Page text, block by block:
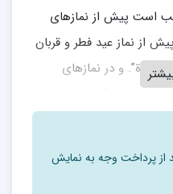
است پيش از نمازهاى
از نماز عيد فطر و قربان
و در نمازهاى
اولى كه بچه به دنيا مى‏آيد يا
گوش راست او اذان و در
از پرداخت وجه به نمایش